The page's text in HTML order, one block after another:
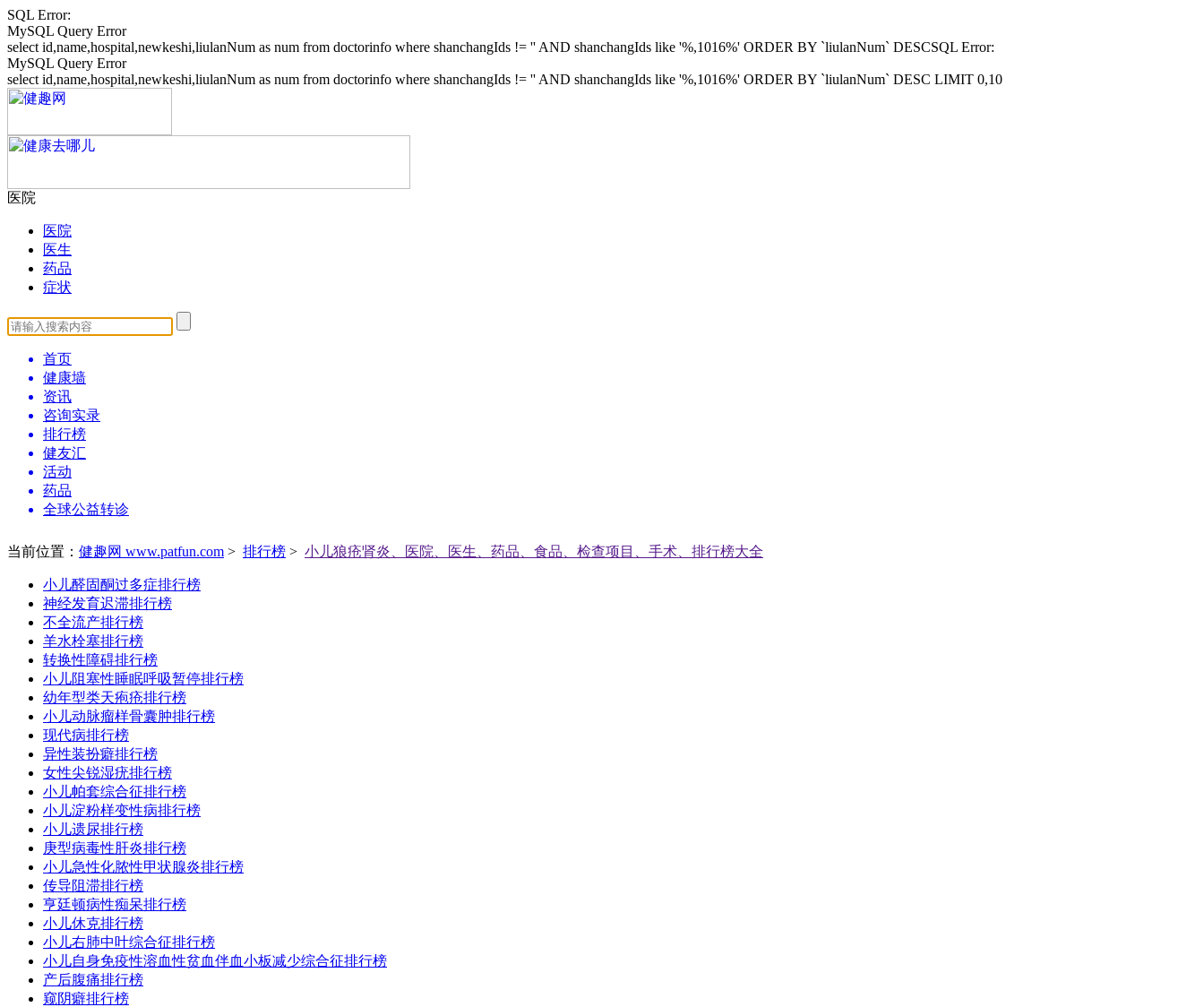
SQL Error:
MySQL Query Error
select id,name,hospital,newkeshi,liulanNum as num from doctorinfo where shanchangIds != '' AND shanchangIds like '%,1016%' ORDER BY `liulanNum` DESCSQL Error:
MySQL Query Error
select id,name,hospital,newkeshi,liulanNum as num from doctorinfo where shanchangIds != '' AND shanchangIds like '%,1016%' ORDER BY `liulanNum` DESC LIMIT 0,10
医院
医院
医生
药品
症状
首页
健康墙
资讯
咨询实录
排行榜
健友汇
活动
药品
全球公益转诊
当前位置： 健趣网 www.patfun.com > 排行榜 > 小儿狼疮肾炎、医院、医生、药品、食品、检查项目、手术、排行榜大全
小儿醛固酮过多症排行榜
神经发育迟滞排行榜
不全流产排行榜
羊水栓塞排行榜
转换性障碍排行榜
小儿阻塞性睡眠呼吸暂停排行榜
幼年型类天疱疮排行榜
小儿动脉瘤样骨囊肿排行榜
现代病排行榜
异性装扮癖排行榜
女性尖锐湿疣排行榜
小儿帕套综合征排行榜
小儿淀粉样变性病排行榜
小儿遗尿排行榜
庚型病毒性肝炎排行榜
小儿急性化脓性甲状腺炎排行榜
传导阻滞排行榜
亨廷顿病性痴呆排行榜
小儿休克排行榜
小儿右肺中叶综合征排行榜
小儿自身免疫性溶血性贫血伴血小板减少综合征排行榜
产后腹痛排行榜
窥阴癖排行榜